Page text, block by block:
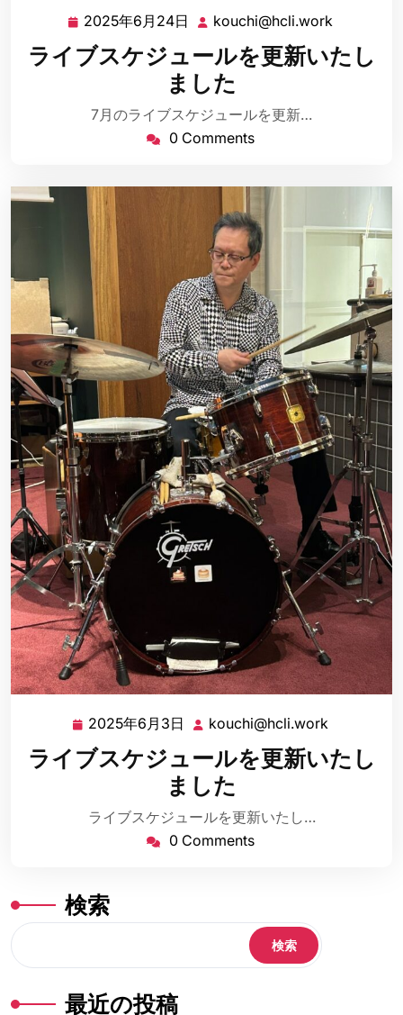
2025年6月24日 2025
月
24
日
kouchi@hcli.work
ライブスケジュールを更新いたし
ました
7月のライブスケジュールを更新…
0 Comments
2025年6月3日 2025
6
月
日
kouchi@hcli.work
ライブスケジュールを更新いたし
ました
ライブスケジュールを更新いたし…
0 Comments
検索
検索
最近の投稿